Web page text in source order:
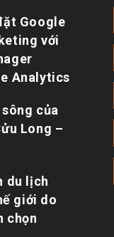
Google
với
Analytics
của
Long –
du lịch
giới do
chọn